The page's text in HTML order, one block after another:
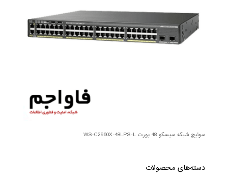
سوئیچ شبکه سیسکو 48 پورت WS-C2960X-48LPS-L
دسته‌های محصولات